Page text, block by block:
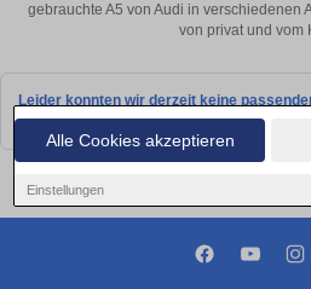
Alle Cookies akzeptieren
Einstellungen
gebrauchte A5 von Audi in verschiedenen
von privat und vom
Leider konnten wir derzeit keine
bald wieder vorbei!